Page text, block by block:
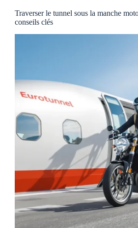
Traverser le tunnel sous la manche
conseils clés